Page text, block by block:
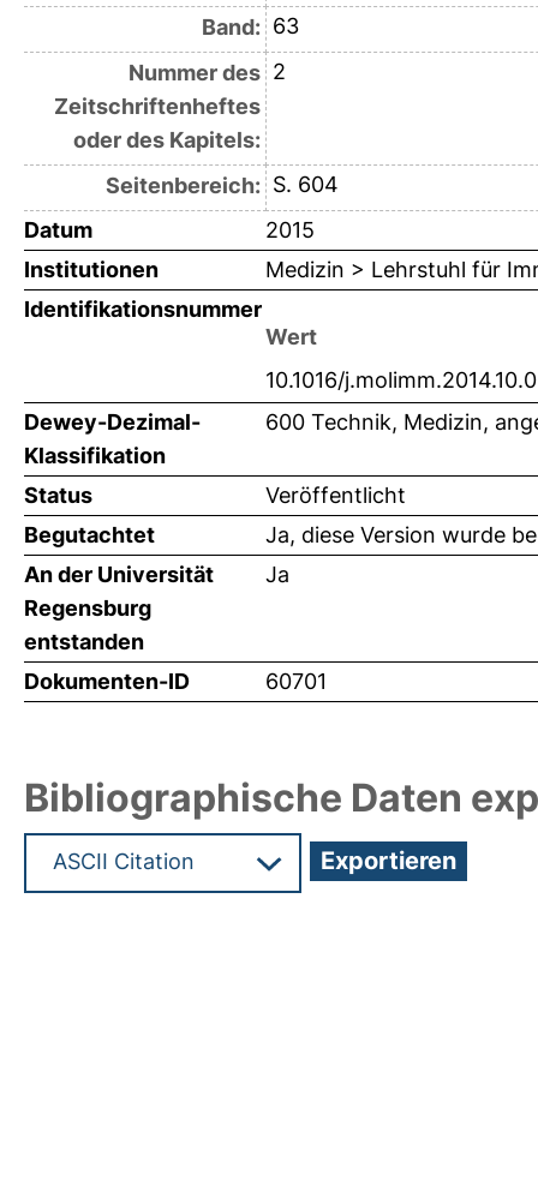
Band: 63
Nummer des
Zeitschriftenheftes
oder des Kapitels:
2
Seitenbereich: S. 604
Datum
2015
Institutionen
Medizin > Lehrstuhl für
Identifikationsnummer
Wert
10.1016/
Dewey-Dezimal-
Klassifikation
600 Technik, Medizin,
Status
Veröffentlicht
Begutachtet
Ja, diese Version wurde
An der Universität
Regensburg
entstanden
Ja
Dokumenten-ID 60701
Bibliographische Daten